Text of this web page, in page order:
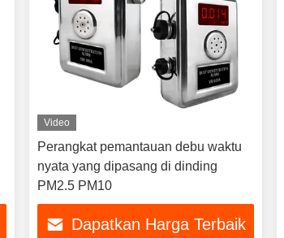
Video
Perangkat pemantauan debu waktu
nyata yang dipasang di dinding
PM2.5 PM10
Dapatkan Harga Terbaik